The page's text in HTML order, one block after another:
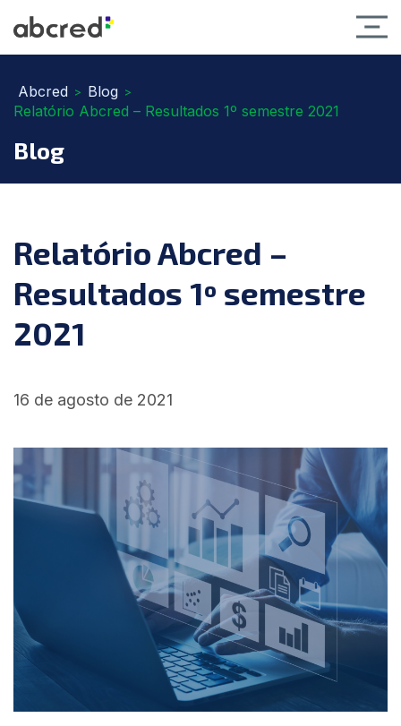
Abcred > Blog >
Relatório Abcred – Resultados 1º semestre 2021
Blog
Relatório Abcred –
Resultados 1º semestre
2021
16 de agosto de 2021